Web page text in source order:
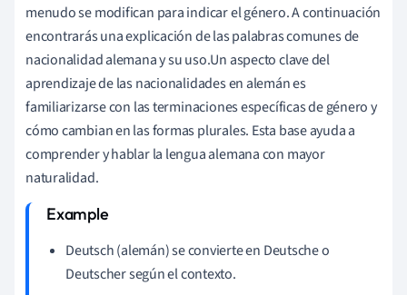
menudo se modifican para indicar el género. A continuación
encontrarás una explicación de las palabras comunes de
nacionalidad alemana y su uso.Un aspecto clave del
aprendizaje de las nacionalidades en alemán es
familiarizarse con las terminaciones específicas de género y
cómo cambian en las formas plurales. Esta base ayuda a
comprender y hablar la lengua alemana con mayor
naturalidad.
Deutsch (alemán) se convierte en Deutsche o
Deutscher según el contexto.